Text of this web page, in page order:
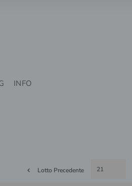
INFO
Lotto Precedente